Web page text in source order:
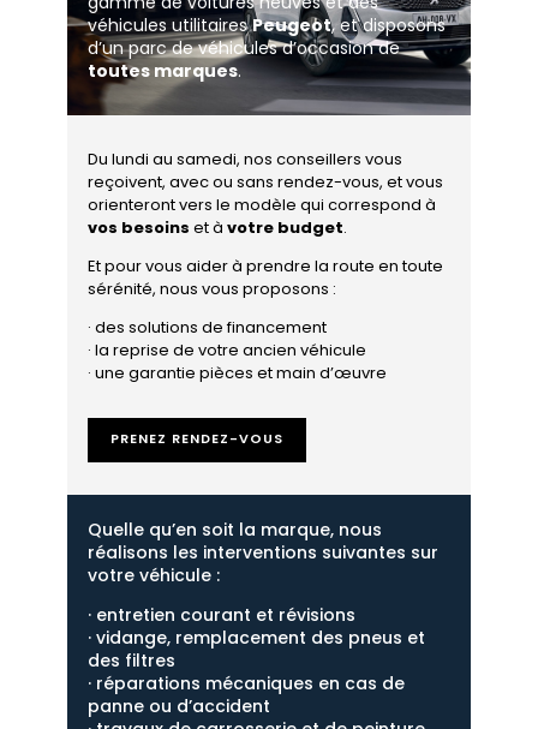
véhicules utilitairesPeugeot, et disposons
d’un parc de véhicules d’occasion de
toutes marques.
Du lundi au samedi, nos conseillers vous
reçoivent, avec ou sans rendez-vous, et vous
orienteront vers le modèle qui correspond à
vos besoins et à votre budget.
Et pour vous aider à prendre la route en toute
sérénité, nous vous proposons :
· des solutions de financement
· la reprise de votre ancien véhicule
· une garantie pièces et main d’œuvre
PRENEZ RENDEZ-VOUS
Quelle qu’en soit la marque, nous
réalisons les interventions suivantes sur
votre véhicule :
· entretien courant et révisions
· vidange, remplacement des pneus et
des filtres
· réparations mécaniques en cas de
panne ou d’accident